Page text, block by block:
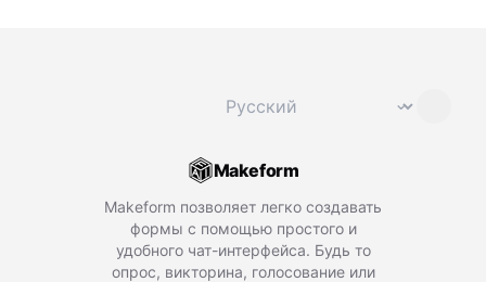
⌄
Makeform
Makeform позволяет легко создавать
формы с помощью простого и
удобного чат-интерфейса. Будь то
опрос, викторина, голосование или